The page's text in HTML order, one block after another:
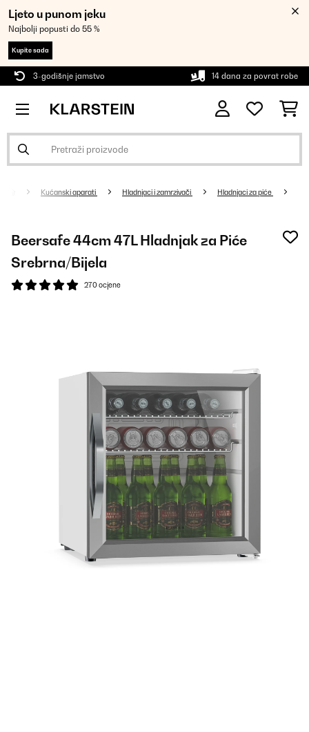
Ljeto u punom jeku
Najbolji popusti do 55 %
Kupite sada
3-godišnje jamstvo 14 dana za povrat robe
Kućanski aparati Hladnjaci i zamrzivači Hladnjaci za piće
Beersafe 44cm 47L Hladnjak za Piće
Srebrna/Bijela
270 ocjene